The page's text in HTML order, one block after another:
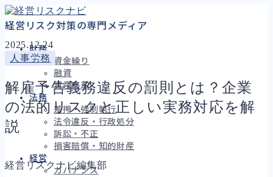
経営リスク対策の専門メディア
財務
資金繰り
融資
資産売却
法務
差押・強制執行
法令違反・行政処分
訴訟・不正
損害賠償・知的財産
経営
ガバナンス
2025.12.24
人事労務
解雇予告義務違反の罰則とは？企業
の法的リスクと正しい実務対応を解
説
経営リスクナビ編集部